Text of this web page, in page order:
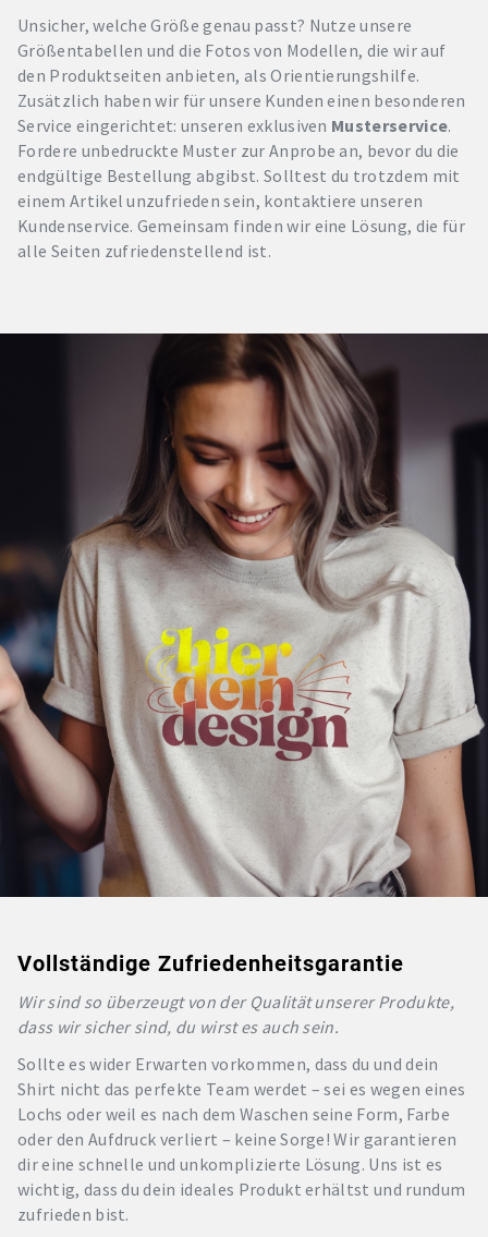
Unsicher, welche Größe genau passt? Nutze unsere
Größentabellen und die Fotos von Modellen, die wir auf
den Produktseiten anbieten, als Orientierungshilfe.
Zusätzlich haben wir für unsere Kunden einen besonderen
Service eingerichtet: unseren exklusiven Musterservice.
Fordere unbedruckte Muster zur Anprobe an, bevor du die
endgültige Bestellung abgibst. Solltest du trotzdem mit
einem Artikel unzufrieden sein, kontaktiere unseren
Kundenservice. Gemeinsam finden wir eine Lösung, die für
alle Seiten zufriedenstellend ist.
Vollständige Zufriedenheitsgarantie
Wir sind so überzeugt von der Qualität unserer Produkte,
dass wir sicher sind, du wirst es auch sein.
Sollte es wider Erwarten vorkommen, dass du und dein
Shirt nicht das perfekte Team werdet – sei es wegen eines
Lochs oder weil es nach dem Waschen seine Form, Farbe
oder den Aufdruck verliert – keine Sorge! Wir garantieren
dir eine schnelle und unkomplizierte Lösung. Uns ist es
wichtig, dass du dein ideales Produkt erhältst und rundum
zufrieden bist.